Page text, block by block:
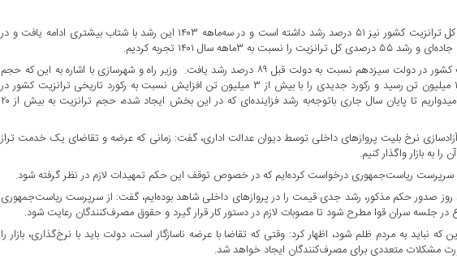
وی افزود: این در حالی است که کل ترانزیت کشور نیز ۵۱ درصد رشد داشته است و در سه‌ماهه ۱۴۰۳ این رشد با شتاب بیشتری ادامه یافت و در
به گفته بذرپاش مجموع ترانزیت کشور در دولت سیزدهم نسبت به دولت قبل ۸۹ درصد رشد یافت. وزیر راه و شهرسازی با اشاره به این که حجم
ترانزیت در سال گذشته به ۱۶.۳۴ میلیون تن رسید و رکورد جدیدی را با بیش از ۳ میلیون تن افزایش نسبت به رکورد تاریخی ترانزیت کشور در
سال ۹۳ ثبت کرد، توضیح داد: امیدواریم تا پایان سال جاری باتوجه‌به رشد فزاینده‌ای که در این بخش ایجاد شده، حجم ترانزیت به بیش از ۲۰
نرخ بلیت پروازهای داخلی توسط دیوان عدالت اداری، گفت: زمانی که عرضه و تقاضای یک خدمت تراز
به بازار واگذار کنیم.
سرپرست ریاست‌جمهوری درخواست کرده‌ایم که در خصوص توقف این حکم تمهیدات لازم در نظر گرفته شود.
روز صدور حکم مذکور، رشد جدی قیمت را در پروازهای داخلی شاهد بوده‌ایم، گفت: از سرپرست ریاست‌جمهوری
جلسه سران قوا مطرح شود تا مصوبات لازم در دستور کار قرار گیرد و حقوق مصرف‌کنندگان رعایت شود.
که نباید به مردم ظلم شود، اظهار کرد: وقتی که تقاضا با عرضه ناسازگار است، دولت باید با نرخ‌گذاری، بازار را
مشکلات متعددی برای مصرف‌کنندگان ایجاد خواهد شد.